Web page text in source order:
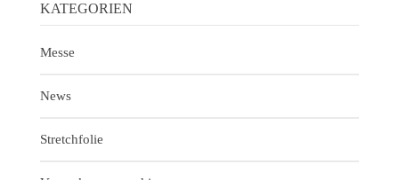
KATEGORIEN
Messe
News
Stretchfolie